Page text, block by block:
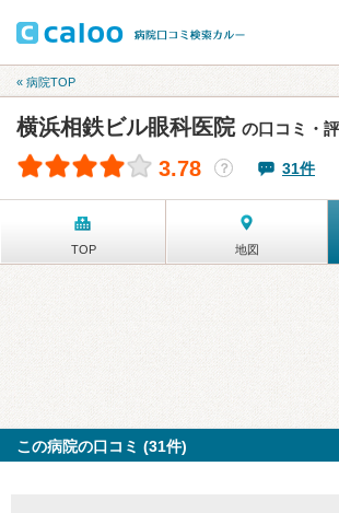
« 病院TOP
横浜相鉄ビル眼科医院 の口コミ・
3.78 ？ 31件
TOP 地図
この病院の口コミ (31件)